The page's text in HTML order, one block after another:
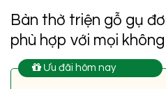
Bàn thờ triện gỗ gụ
phù hợp với mọi
Ưu đãi hôm nay